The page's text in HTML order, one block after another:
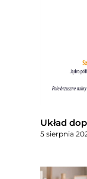
Układ
5 sierpnia